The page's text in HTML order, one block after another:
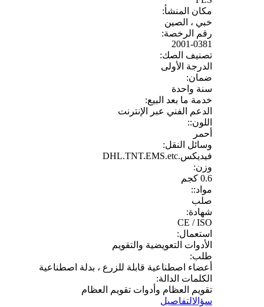
مكان المنشأ:
خبي ، الصين
رقم الرخصة:
2001-0381
تصنيف الصك:
الدرجة الأولى
ضمان:
سنة واحدة
خدمة ما بعد البيع:
الدعم الفني عبر الإنترنت
اللون::
أحمر
وسائل النقل:
فيديكس.DHL.TNT.EMS.etc
وزن:
0.6 كجم
مواد::
صلب
شهادة:
CE / ISO
استعمال:
الأدوات التعويضية والتقويم
طلب:
أعضاء اصطناعية قابلة للزرع ، بدلة اصطناعية
الكلمات الدالة:
تقويم العظام وأدوات تقويم العظام
سؤالالتفاصيل